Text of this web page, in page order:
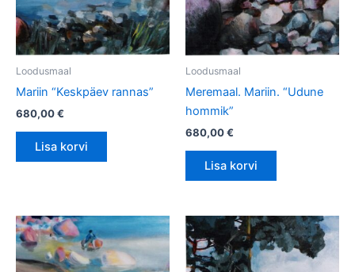
Loodusmaal
Mariin “Keskpäev rannas”
680,00€
Lisa korvi
Loodusmaal
Meremaal. Mariin. “Udune
hommik”
680,00€
Lisa korvi